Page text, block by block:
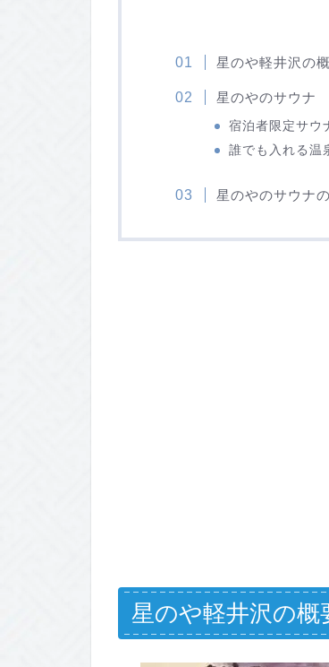
星のや軽井沢の
星のやのサウナ
宿泊者限定サウ
誰でも入れる温
星のやのサウナ
星のや軽井沢の概